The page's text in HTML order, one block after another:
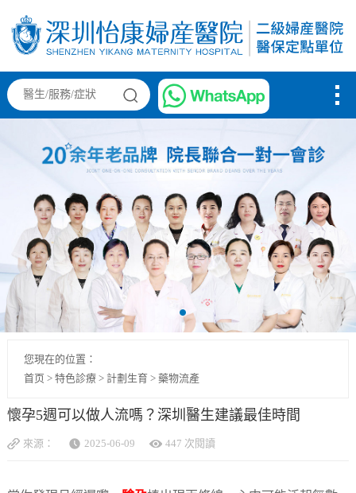
您現在的位置：
首页 > 特色診療> 計劃生育> 藥物流產
懷孕5週可以做人流嗎？深圳醫生建議最佳時間
來源： 2025-06-09 447 次閱讀